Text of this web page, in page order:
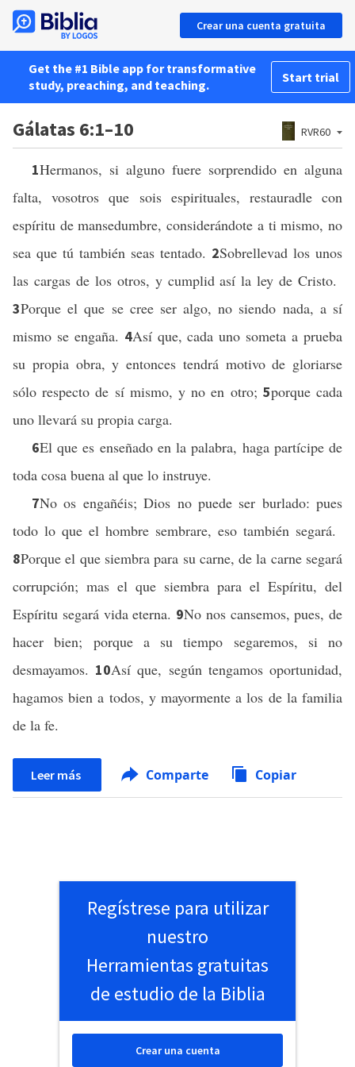
Crear una cuenta gratuita
Get the #1 Bible app for transformative
study, preaching, and teaching.
Start trial
Gálatas 6:1–10 RVR60
1Hermanos, si alguno fuere sorprendido en alguna
falta, vosotros que sois espirituales, restauradle con
espíritu de mansedumbre, considerándote a ti mismo, no
sea que tú también seas tentado. 2Sobrellevad los unos
las cargas de los otros, y cumplid así la ley de Cristo.
3Porque el que se cree ser algo, no siendo nada, a sí
mismo se engaña. 4Así que, cada uno someta a prueba
su propia obra, y entonces tendrá motivo de gloriarse
sólo respecto de sí mismo, y no en otro; 5porque cada
uno llevará su propia carga.
6El que es enseñado en la palabra, haga partícipe de
toda cosa buena al que lo instruye.
7No os engañéis; Dios no puede ser burlado: pues
todo lo que el hombre sembrare, eso también segará.
8Porque el que siembra para su carne, de la carne segará
corrupción; mas el que siembra para el Espíritu, del
Espíritu segará vida eterna. 9No nos cansemos, pues, de
hacer bien; porque a su tiempo segaremos, si no
desmayamos. 10Así que, según tengamos oportunidad,
hagamos bien a todos, y mayormente a los de la familia
de la fe.
Leer más Comparte Copiar
Regístrese para utilizar
nuestro
Herramientas gratuitas
de estudio de la Biblia
Crear una cuenta